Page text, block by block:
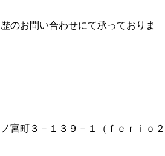
のお問い合わせにて承っておりま
宮町３－１３９－１（ｆｅｒｉｏ２